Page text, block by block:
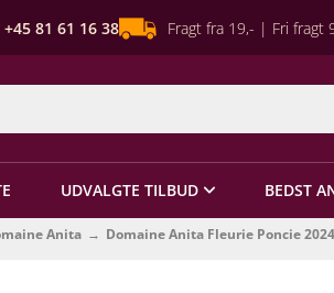
+45 81 61 16 38 Fragt fra 19,- | Fri fragt
UDVALGTE TILBUD BEDST
Anita Domaine Anita Fleurie Poncie 2024